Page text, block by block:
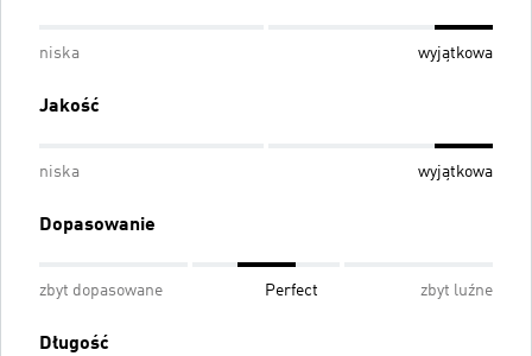
niska wyjątkowa
Jakość
niska wyjątkowa
Dopasowanie
zbyt dopasowane Perfect zbyt luźne
Długość